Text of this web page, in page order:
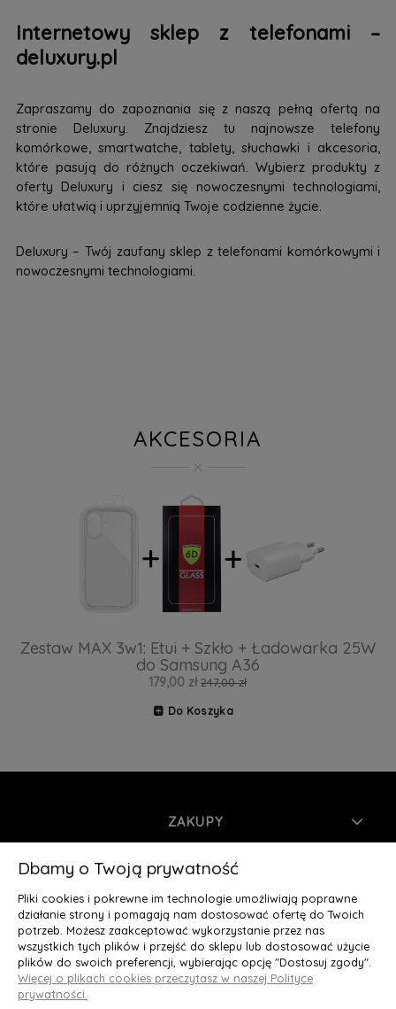
Internetowy sklep z telefonami –
deluxury.pl
Zapraszamy do zapoznania się z naszą pełną ofertą na
stronie Deluxury. Znajdziesz tu najnowsze telefony
komórkowe, smartwatche, tablety, słuchawki i akcesoria,
które pasują do różnych oczekiwań. Wybierz produkty z
oferty Deluxury i ciesz się nowoczesnymi technologiami,
które ułatwią i uprzyjemnią Twoje codzienne życie.
Deluxury – Twój zaufany sklep z telefonami komórkowymi i
nowoczesnymi technologiami.
AKCESORIA
Zestaw MAX 3w1: Etui + Szkło + Ładowarka 25W
do Samsung A36
179,00 zł 247,00 zł
Do Koszyka
ZAKUPY
INFORMACJE
MOJE KONTO
O NAS
Deluxury.pl
Dbamy o Twoją prywatność
Pliki cookies i pokrewne im technologie umożliwiają poprawne
działanie strony i pomagają nam dostosować ofertę do Twoich
potrzeb. Możesz zaakceptować wykorzystanie przez nas
wszystkich tych plików i przejść do sklepu lub dostosować użycie
plików do swoich preferencji, wybierając opcję "Dostosuj zgody".
Więcej o plikach cookies przeczytasz w naszej Polityce
prywatności.